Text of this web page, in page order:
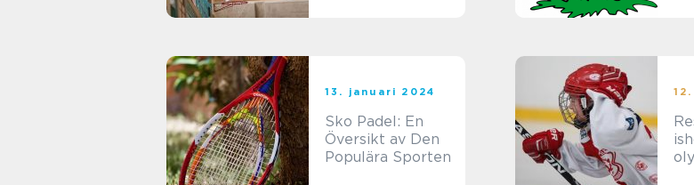
13. januari 2024
Sko Padel: En
Översikt av Den
Populära Sporten